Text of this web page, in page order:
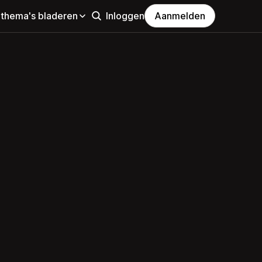
bladeren Inloggen Aanmelden